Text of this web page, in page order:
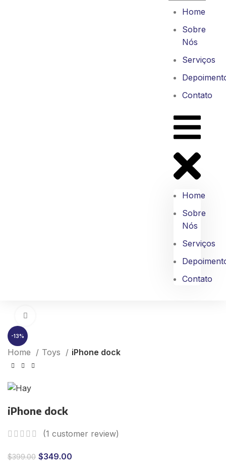
Home
Sobre
Nós
Serviços
Contato
Home
Sobre
Nós
Serviços
Contato
-13%
Home Toys iPhone dock
iPhone dock
(1 customer review)
$399.00 $349.00